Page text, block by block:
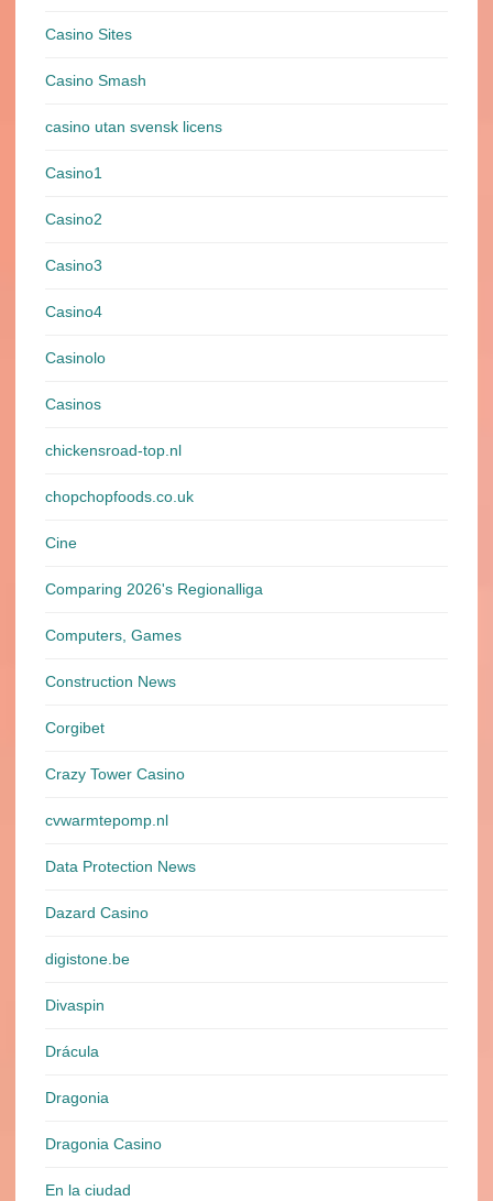
Casino Sites
Casino Smash
casino utan svensk licens
Casino1
Casino2
Casino3
Casino4
Casinolo
Casinos
chickensroad-top.nl
chopchopfoods.co.uk
Cine
Comparing 2026's Regionalliga
Computers, Games
Construction News
Corgibet
Crazy Tower Сasino
cvwarmtepomp.nl
Data Protection News
Dazard Casino
digistone.be
Divaspin
Drácula
Dragonia
Dragonia Casino
En la ciudad